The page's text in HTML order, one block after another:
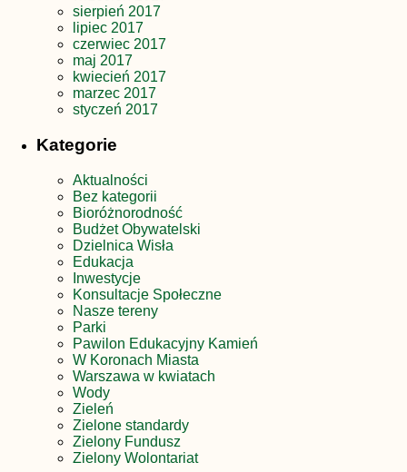
sierpień 2017
lipiec 2017
czerwiec 2017
maj 2017
kwiecień 2017
marzec 2017
styczeń 2017
Kategorie
Aktualności
Bez kategorii
Bioróżnorodność
Budżet Obywatelski
Dzielnica Wisła
Edukacja
Inwestycje
Konsultacje Społeczne
Nasze tereny
Parki
Pawilon Edukacyjny Kamień
W Koronach Miasta
Warszawa w kwiatach
Wody
Zieleń
Zielone standardy
Zielony Fundusz
Zielony Wolontariat